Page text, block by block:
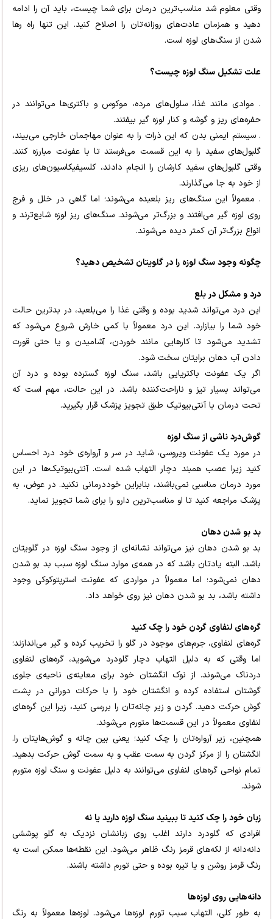
وقتی معلوم شد مناسب‌ترین درمان برای شما چیست، باید آن را ادامه
دهید و همزمان عادت‌های روزانه‌تان را اصلاح کنید. این تنها راه رها
شدن از سنگ‌های لوزه است.
علت تشکیل سنگ لوزه چیست؟
. موادی مانند غذا، سلول‌های مرده، موکوس و باکتری‌ها می‌توانند در
حفره‌های ریز و گوشه و کنار لوزه گیر بیفتند.
. سیستم ایمنی بدن که این ذرات را به عنوان مهاجمان خارجی می‌بیند،
گلبول‌های سفید را به این قسمت می‌فرستد تا با عفونت مبارزه کنند.
وقتی گلبول‌های سفید کارشان را انجام دادند، کلسیفیکاسیون‌های ریزی
از خود به جا می‌گذارند.
. معمولاً این سنگ‌های ریز بلعیده می‌شوند؛ اما گاهی در خلل و فرج
روی لوزه گیر می‌افتند و بزرگ‌تر می‌شوند. سنگ‌های ریز لوزه شایع‌ترند و
انواع بزرگ‌تر آن کمتر دیده می‌شوند.
چگونه وجود سنگ لوزه را در گلویتان تشخیص دهید؟
درد و مشکل در بلع
این درد می‌تواند شدید بوده و وقتی غذا را می‌بلعید، در بدترین حالت
خود شما را بیازارد. این درد معمولاً با کمی خارش شروع می‌شود که
تشدید می‌شود تا کارهایی مانند خوردن، آشامیدن و یا حتی قورت
دادن آب دهان برایتان سخت شود.
اگر یک عفونت باکتریایی باشد، سنگ لوزه گسترده بوده و درد آن
می‌تواند بسیار تیز و ناراحت‌کننده باشد. در این حالت، مهم است که
تحت درمان با آنتی‌بیوتیک طبق تجویز پزشک قرار بگیرید.
گوش‌درد ناشی از سنگ لوزه
در مورد یک عفونت ویروسی، شاید در سر و آرواره‌ی خود درد احساس
کنید زیرا عصب همبند دچار التهاب شده است. آنتی‌بیوتیک‌ها در این
مورد درمان مناسبی نمی‌باشند، بنابراین خوددرمانی نکنید. در عوض، به
پزشک مراجعه کنید تا او مناسب‌ترین دارو را برای شما تجویز نماید.
بد بو شدن دهان
بد بو شدن دهان نیز می‌تواند نشانه‌ای از وجود سنگ لوزه در گلویتان
باشد. البته یادتان باشد که در همه‌ی موارد سنگ لوزه سبب بد بو شدن
دهان نمی‌شود؛ اما معمولاً در مواردی که عفونت استرپتوکوکی وجود
داشته باشد، بد بو شدن دهان نیز روی خواهد داد.
گره‌های لنفاوی گردن خود را چک کنید
گره‌های لنفاوی، جرم‌های موجود در گلو را تخریب کرده و گیر می‌اندازند؛
اما وقتی که به دلیل التهاب دچار گلودرد می‌شوید، گره‌های لنفاوی
دردناک می‌شوند. از نوک انگشتان خود برای معاینه‌ی ناحیه‌ی جلوی
گوشتان استفاده کرده و انگشتان خود را با حرکات دورانی در پشت
گوش حرکت دهید. گردن و زیر چانه‌تان را بررسی کنید، زیرا این گره‌های
لنفاوی معمولاً در این قسمت‌ها متورم می‌شوند.
همچنین، زیر آرواره‌تان را چک کنید؛ یعنی بین چانه و گوش‌هایتان را.
انگشتان را از مرکز گردن به سمت عقب و به سمت گوش حرکت بدهید.
تمام نواحی گره‌های لنفاوی می‌توانند به دلیل عفونت و سنگ لوزه متورم
شوند.
زبان خود را چک کنید تا ببینید سنگ لوزه دارید یا نه
افرادی که گلودرد دارند اغلب روی زبانشان نزدیک به گلو پوششی
دانه‌دانه از لکه‌های قرمز رنگ ظاهر می‌شود. این نقطه‌ها ممکن است به
رنگ قرمز روشن و یا تیره بوده و حتی تورم داشته باشند.
دانه‌هایی روی لوزه‌ها
به طور کلی، التهاب سبب تورم لوزه‌ها می‌شود. لوزه‌ها معمولاً به رنگ